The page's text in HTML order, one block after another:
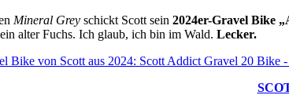
Mineral Grey schickt Scott sein 2024er-Gravel Bike
alter Fuchs. Ich glaub, ich bin im Wald. Lecker.